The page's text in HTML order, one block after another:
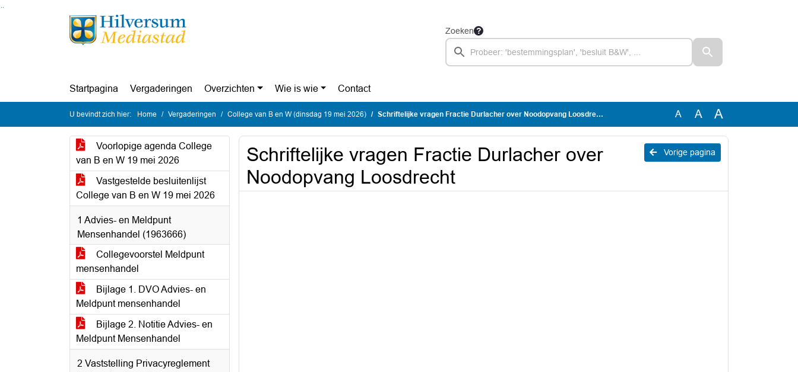
Ga naar de inhoud van deze pagina
Ga naar het zoeken
Ga naar het menu
Zoeken
Startpagina Vergaderingen Overzichten Wie is wie Contact
U bevindt zich hier: Home Vergaderingen College van B en W (dinsdag 19 mei 2026) Schriftelijke vragen Fractie Durlacher over Noodopvang Loosdrecht A A A
Voorlopige agenda College
van B en W 19 mei 2026
Vastgestelde besluitenlijst
College van B en W 19 mei 2026
1 Advies- en Meldpunt
Mensenhandel (1963666)
Collegevoorstel Meldpunt
mensenhandel
Bijlage 1. DVO Advies- en
Meldpunt mensenhandel
Bijlage 2. Notitie Advies- en
Meldpunt Mensenhandel
2 Vaststelling Privacyreglement
Vorige pagina
Schriftelijke vragen Fractie Durlacher over
Noodopvang Loosdrecht